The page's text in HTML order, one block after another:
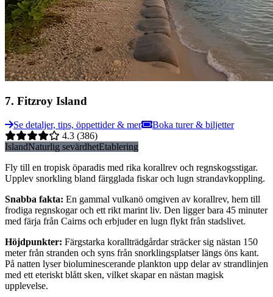
7. Fitzroy Island
Se detaljer, tips, öppettider & mer
Boka turer & biljetter
4.3 (386)
IslandNaturlig sevärdhetEtablering
Fly till en tropisk öparadis med rika korallrev och regnskogsstigar.
Upplev snorkling bland färgglada fiskar och lugn strandavkoppling.
Snabba fakta: En gammal vulkanö omgiven av korallrev, hem till
frodiga regnskogar och ett rikt marint liv. Den ligger bara 45 minuter
med färja från Cairns och erbjuder en lugn flykt från stadslivet.
Höjdpunkter: Färgstarka korallträdgårdar sträcker sig nästan 150
meter från stranden och syns från snorklingsplatser längs öns kant.
På natten lyser bioluminescerande plankton upp delar av strandlinjen
med ett eteriskt blått sken, vilket skapar en nästan magisk
upplevelse.